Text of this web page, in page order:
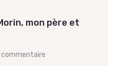
mon père et
commentaire